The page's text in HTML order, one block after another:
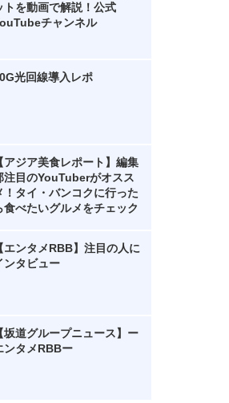
トを動画で解説！公式
チャンネル
光回線導入レポ
【アジア美食レポート】編集
注目のYouTuberがオスス
！タイ・バンコクに行った
食べたいグルメをチェック
【エンタメRBB】注目の人に
ンタビュー
【坂道グループニュース】ー
ンタメRBBー